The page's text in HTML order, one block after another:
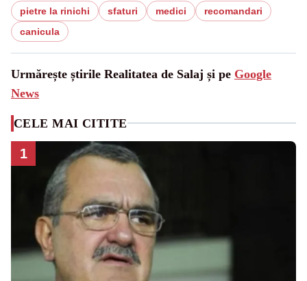
pietre la rinichi sfaturi medici
recomandari
canicula
Urmărește știrile Realitatea de Salaj și pe Google
News
CELE MAI CITITE
1